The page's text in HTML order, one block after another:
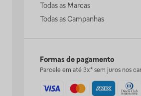
Todas as Marcas
Todas as Campanhas
Formas de pagamento
Parcele em até 3x* sem juros nos